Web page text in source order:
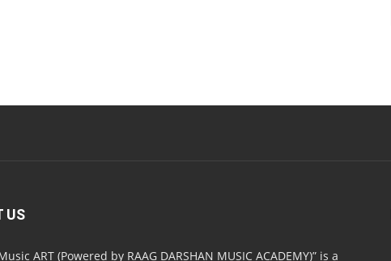
US
ART (Powered by RAAG DARSHAN MUSIC ACADEMY)” is a